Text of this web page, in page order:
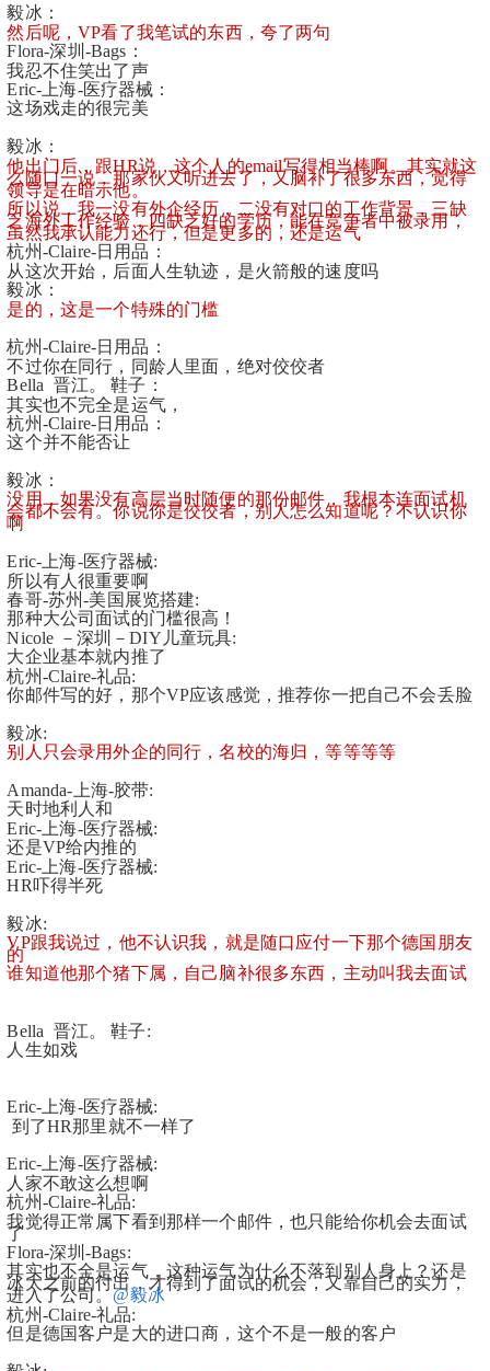
毅冰：
然后呢，VP看了我笔试的东西，夸了两句
Flora-深圳-Bags：
我忍不住笑出了声
Eric-上海-医疗器械：
这场戏走的很完美
毅冰：
他出门后，跟HR说，这个人的email写得相当棒啊。其实就这
么随口一说，那家伙又听进去了，又脑补了很多东西，觉得
领导是在暗示他。
所以说，我一没有外企经历，二没有对口的工作背景，三缺
乏海外工作经验，四缺乏好的学历，能在竞争者中被录用，
虽然我承认能力还行，但是更多的，还是运气
杭州-Claire-日用品：
从这次开始，后面人生轨迹，是火箭般的速度吗
毅冰：
是的，这是一个特殊的门槛
杭州-Claire-日用品：
不过你在同行，同龄人里面，绝对佼佼者
Bella  晋江。 鞋子：
其实也不完全是运气，
杭州-Claire-日用品：
这个并不能否让
毅冰：
没用，如果没有高层当时随便的那份邮件，我根本连面试机
会都不会有。你说你是佼佼者，别人怎么知道呢？不认识你
啊
Eric-上海-医疗器械:
所以有人很重要啊
春哥-苏州-美国展览搭建:
那种大公司面试的门槛很高！
Nicole －深圳－DIY儿童玩具:
大企业基本就内推了
杭州-Claire-礼品:
你邮件写的好，那个VP应该感觉，推荐你一把自己不会丢脸
毅冰:
别人只会录用外企的同行，名校的海归，等等等等
Amanda-上海-胶带:
天时地利人和
Eric-上海-医疗器械:
还是VP给内推的
Eric-上海-医疗器械:
HR吓得半死
毅冰:
VP跟我说过，他不认识我，就是随口应付一下那个德国朋友
的
谁知道他那个猪下属，自己脑补很多东西，主动叫我去面试
Bella  晋江。 鞋子:
人生如戏
Eric-上海-医疗器械:
到了HR那里就不一样了
Eric-上海-医疗器械:
人家不敢这么想啊
杭州-Claire-礼品:
我觉得正常属下看到那样一个邮件，也只能给你机会去面试
了
Flora-深圳-Bags:
其实也不全是运气，这种运气为什么不落到别人身上？还是
冰大之前的付出，才得到了面试的机会，又靠自己的实力，
进入了公司。 @毅冰
杭州-Claire-礼品:
但是德国客户是大的进口商，这个不是一般的客户